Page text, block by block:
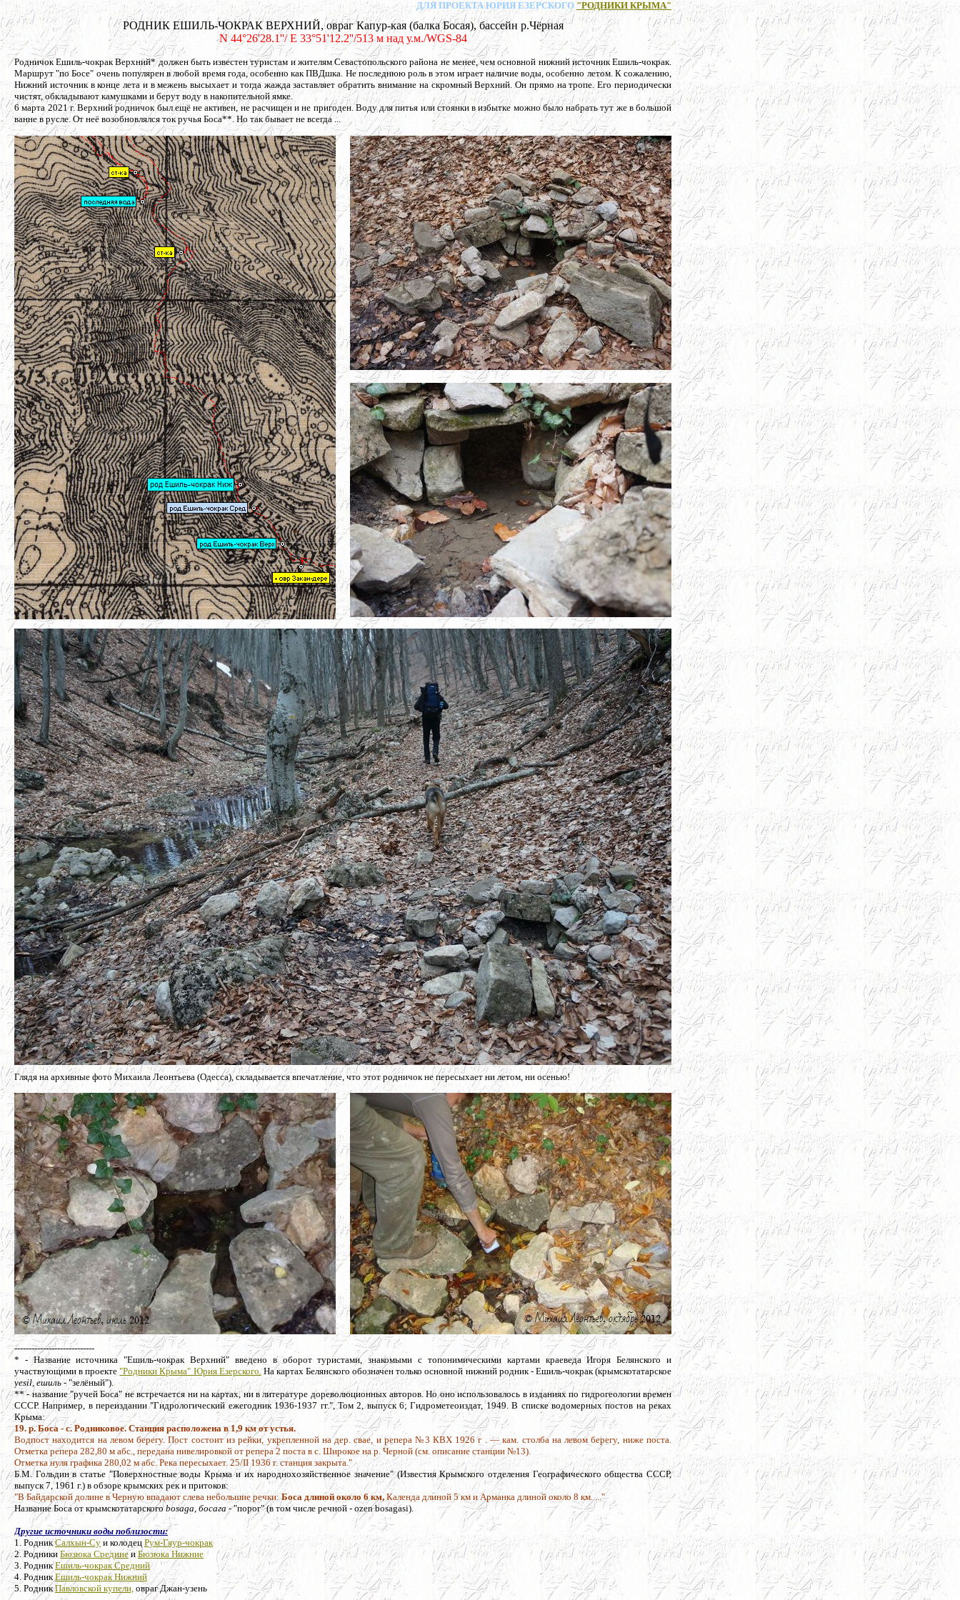
ДЛЯ ПРОЕКТА ЮРИЯ ЕЗЕРСКОГО"РОДНИКИ КРЫМА"
РОДНИК ЕШИЛЬ-ЧОКРАК ВЕРХНИЙ, овраг Капур-кая (балка Босая), бассейн р.Чёрная
N 44°26'28.1''/ E 33°51'12.2''/513 м над у.м./WGS-84
Родничок Ешиль-чокрак Верхний* должен быть известен туристам и жителям Севастопольского района не менее, чем основной нижний источник Ешиль-чокрак.
Маршрут "по Босе" очень популярен в любой время года, особенно как ПВДшка. Не последнюю роль в этом играет наличие воды, особенно летом. К сожалению,
Нижний источник в конце лета и в межень высыхает и тогда жажда заставляет обратить внимание на скромный Верхний. Он прямо на тропе. Его периодически
чистят, обкладывают камушками и берут воду в накопительной ямке.
6 марта 2021 г. Верхний родничок был ещё не активен, не расчищен и не пригоден. Воду для питья или стоянки в избытке можно было набрать тут же в большой
ванне в русле. От неё возобновлялся ток ручья Боса**. Но так бывает не всегда ...
Глядя на архивные фото Михаила Леонтьева (Одесса), складывается впечатление, что этот родничок не пересыхает ни летом, ни осенью!
----------------------------
* - Название источника "Ешиль-чокрак Верхний" введено в оборот туристами, знакомыми с топонимическими картами краеведа Игоря Белянского и
участвующими в проекте"Родники Крыма" Юрия Езерского.На картах Белянского обозначен только основной нижний родник - Ешиль-чокрак (крымскотатарское
yesil, ешиль- "зелёный").
** - название "ручей Боса" не встречается ни на картах, ни в литературе дореволюционных авторов. Но оно использовалось в изданиях по гидрогеологии времен
СССР. Например, в переиздании "Гидрологический ежегодник 1936-1937 гг.", Том 2, выпуск 6; Гидрометеоиздат, 1949. В списке водомерных постов на реках
Крыма:
19. р. Боса - с. Родниковое. Станция расположена в 1,9 км от устья.
Водпост находится на левом берегу. Пост состоит из рейки, укрепленной на дер. свае, и репера №3 КВХ 1926 г . — кам. столба на левом берегу, ниже поста.
Отметка репера 282,80 м абс., передана нивелировкой от репера 2 поста в с. Широкое на р. Черной (см. описание станции №13).
Отметка нуля графика 280,02 м абс. Река пересыхает. 25/II 1936 г. станция закрыта."
Б.М. Гольдин в статье "Поверхностные воды Крыма и их народнохозяйственное значение" (Известия Крымского отделения Географического общества СССР,
выпуск 7, 1961 г.) в обзоре крымских рек и притоков:
"В Байдарской долине в Черную впадают слева небольшие речки:Боса длиной около 6 км,Календа длиной 5 км и Арманка длиной около 8 км. ..."
Название Боса от крымскотатарского bosaga, босага - "порог" (в том числе речной - ozen bosagasi).
Другие источники воды поблизости:
1. РодникСалхын-Суи колодецРум-Гяур-чокрак
2. Родники Бюзюка СредниеиБюзюка Нижние
3. РодникЕшиль-чокрак Средний
4. РодникЕшиль-чокрак Нижний
5. РодникПавловской купели, овраг Джан-узень